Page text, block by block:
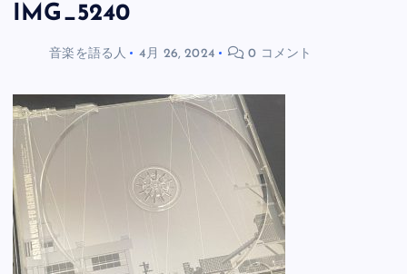
IMG_5240
音楽を語る人 4月 26, 2024 0 コメント